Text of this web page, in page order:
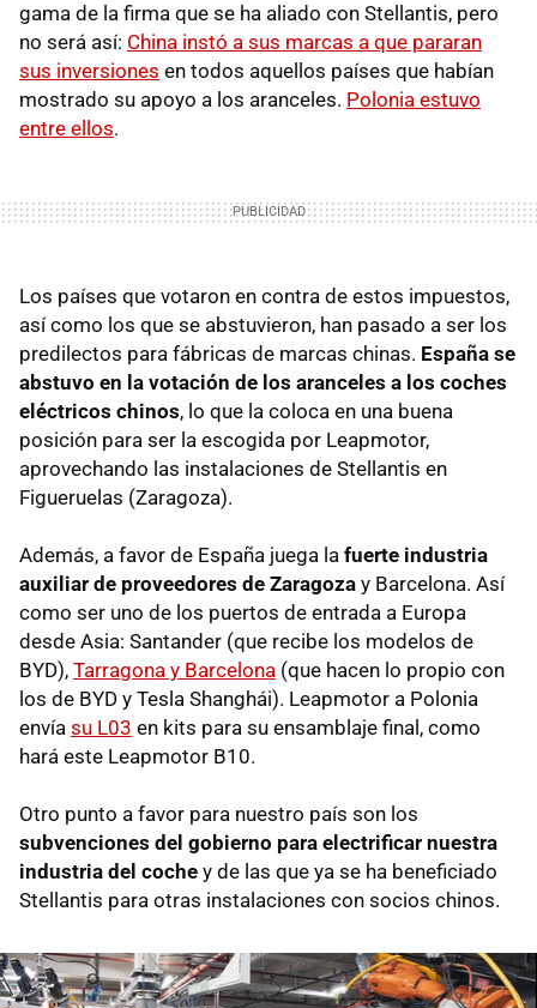
gama de la firma que se ha aliado con Stellantis, pero
no será así: China instó a sus marcas a que pararan
sus inversiones en todos aquellos países que habían
mostrado su apoyo a los aranceles. Polonia estuvo
entre ellos.
Los países que votaron en contra de estos impuestos,
así como los que se abstuvieron, han pasado a ser los
predilectos para fábricas de marcas chinas. España se
abstuvo en la votación de los aranceles a los coches
eléctricos chinos, lo que la coloca en una buena
posición para ser la escogida por Leapmotor,
aprovechando las instalaciones de Stellantis en
Figueruelas (Zaragoza).
Además, a favor de España juega la fuerte industria
auxiliar de proveedores de Zaragoza y Barcelona. Así
como ser uno de los puertos de entrada a Europa
desde Asia: Santander (que recibe los modelos de
BYD), Tarragona y Barcelona (que hacen lo propio con
los de BYD y Tesla Shanghái). Leapmotor a Polonia
envía su L03 en kits para su ensamblaje final, como
hará este Leapmotor B10.
Otro punto a favor para nuestro país son los
subvenciones del gobierno para electrificar nuestra
industria del coche y de las que ya se ha beneficiado
Stellantis para otras instalaciones con socios chinos.